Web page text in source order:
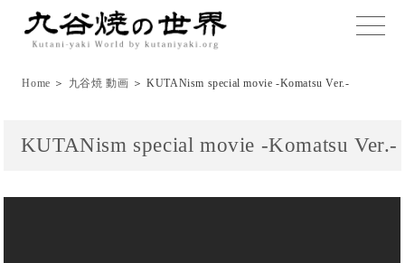
toggle
Home ＞ 九谷焼 動画 ＞ KUTANism special movie -Komatsu Ver.-
KUTANism special movie -Komatsu Ver.-